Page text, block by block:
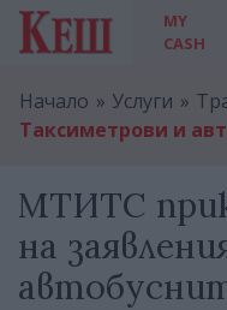
MY
CASH
Начало Услуги
Таксиметрови и
МТИТС
на